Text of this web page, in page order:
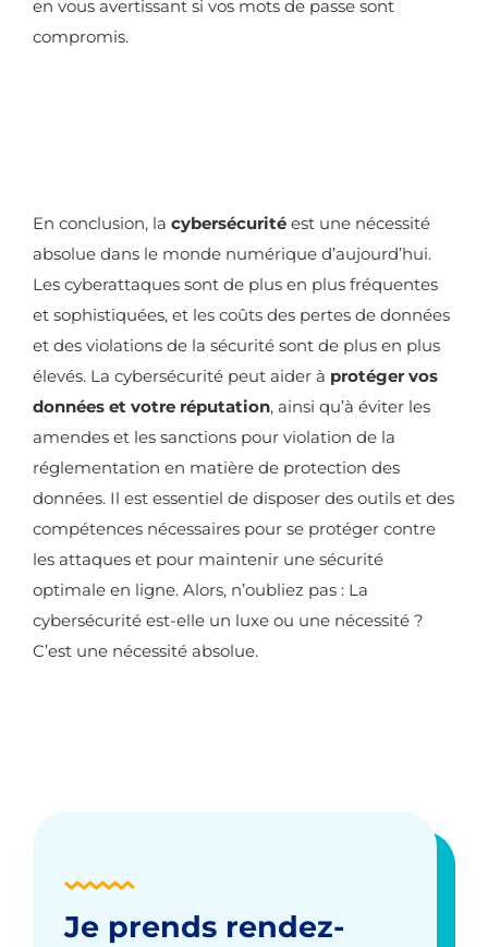
en vous avertissant si vos mots de passe sont
compromis.
En conclusion, la cybersécurité est une nécessité
absolue dans le monde numérique d’aujourd’hui.
Les cyberattaques sont de plus en plus fréquentes
et sophistiquées, et les coûts des pertes de données
et des violations de la sécurité sont de plus en plus
élevés. La cybersécurité peut aider à protéger vos
données et votre réputation, ainsi qu’à éviter les
amendes et les sanctions pour violation de la
réglementation en matière de protection des
données. Il est essentiel de disposer des outils et des
compétences nécessaires pour se protéger contre
les attaques et pour maintenir une sécurité
optimale en ligne. Alors, n’oubliez pas : La
cybersécurité est-elle un luxe ou une nécessité ?
C’est une nécessité absolue.
Je prends rendez-